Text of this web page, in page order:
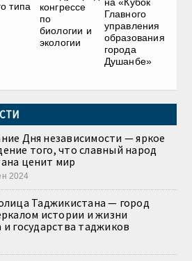
типа
конгрессе
по
биологии и
экологии
на «Кубок
Главного
управления
образования
города
Душанбе»
Дня независимости — яркое
того, что славный народ
ценит мир
2024
Таджикистана — город
истории и жизни
государства таджиков